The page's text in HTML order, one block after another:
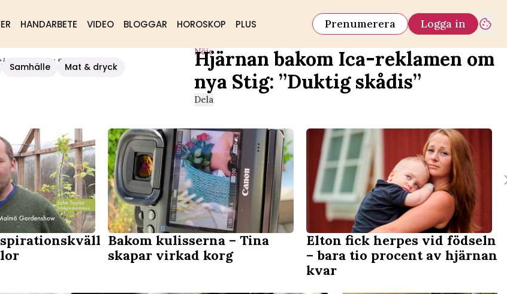
HANDARBETE VIDEO BLOGGAR HOROSKOP PLUS Prenumerera Logga in
Samhälle Mat & dryck
”Duktig Skådis”
Nöje
Hjärnan bakom Ica-reklamen om
nya Stig: ”Duktig skådis”
Dela
Bakom kulisserna – Tina
skapar virkad korg
Elton fick herpes vid födseln
– bara tio procent av hjärnan
kvar